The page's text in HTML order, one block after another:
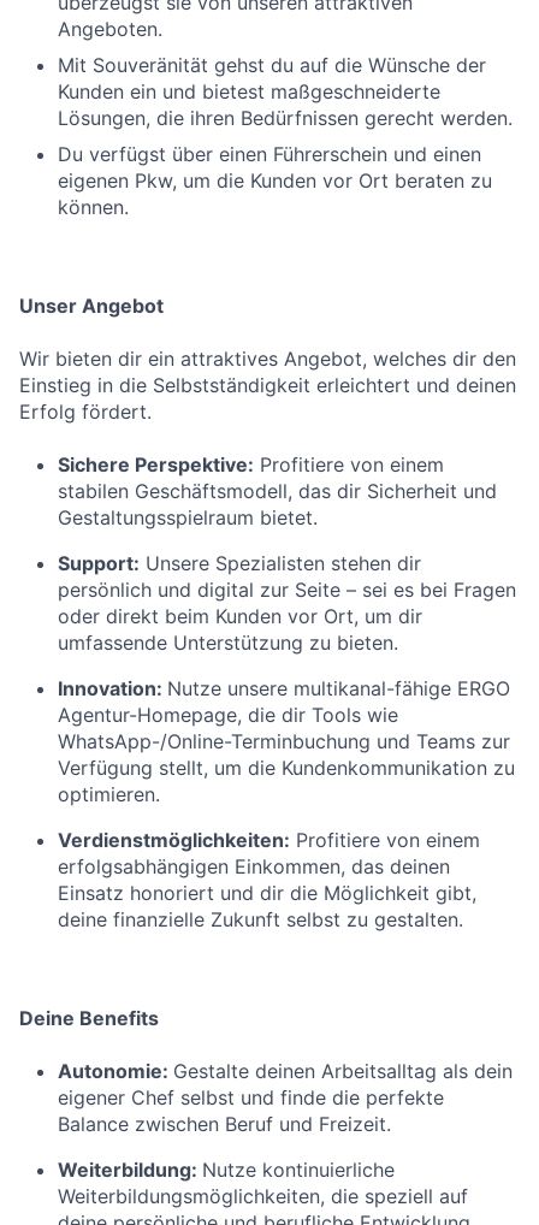
Angeboten.
Mit Souveränität gehst du auf die Wünsche der
Kunden ein und bietest maßgeschneiderte
Lösungen, die ihren Bedürfnissen gerecht werden.
Du verfügst über einen Führerschein und einen
eigenen Pkw, um die Kunden vor Ort beraten zu
können.
Unser Angebot
Wir bieten dir ein attraktives Angebot, welches dir den
Einstieg in die Selbstständigkeit erleichtert und deinen
Erfolg fördert.
Sichere Perspektive: Profitiere von einem
stabilen Geschäftsmodell, das dir Sicherheit und
Gestaltungsspielraum bietet.
Support: Unsere Spezialisten stehen dir
persönlich und digital zur Seite – sei es bei Fragen
oder direkt beim Kunden vor Ort, um dir
umfassende Unterstützung zu bieten.
Innovation: Nutze unsere multikanal-fähige ERGO
Agentur-Homepage, die dir Tools wie
WhatsApp-/Online-Terminbuchung und Teams zur
Verfügung stellt, um die Kundenkommunikation zu
optimieren.
Verdienstmöglichkeiten: Profitiere von einem
erfolgsabhängigen Einkommen, das deinen
Einsatz honoriert und dir die Möglichkeit gibt,
deine finanzielle Zukunft selbst zu gestalten.
Deine Benefits
Autonomie: Gestalte deinen Arbeitsalltag als dein
eigener Chef selbst und finde die perfekte
Balance zwischen Beruf und Freizeit.
Weiterbildung: Nutze kontinuierliche
Weiterbildungsmöglichkeiten, die speziell auf